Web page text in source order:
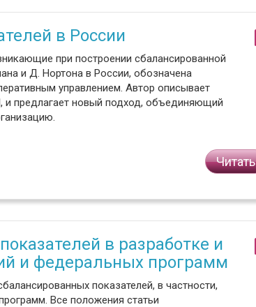
в России
при построении сбалансированной
и Д. Нортона в России, обозначена
управлением. Автор описывает
предлагает новый подход, объединяющий
Читать
в разработке и
и федеральных программ
показателей, в частности,
Все положения статьи